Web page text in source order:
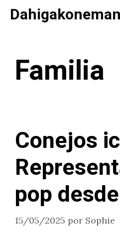
Saltar
Familia
Conejos
pop
15/05/2025 por Sophie